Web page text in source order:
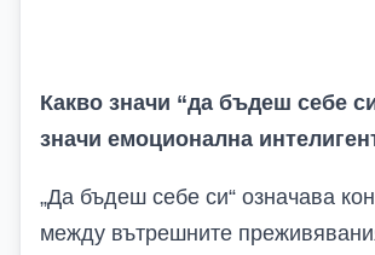
Какво значи “да бъдеш себе
значи емоционална
„Да бъдеш себе си“ означава
между вътрешните